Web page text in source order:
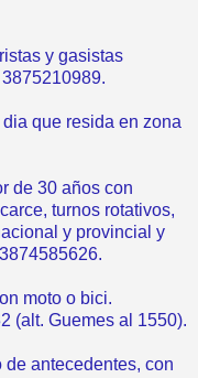
y gasistas
que resida en zona
de 30 años con
turnos rotativos,
y provincial y
moto o bici.
(alt. Guemes al 1550).
antecedentes, con